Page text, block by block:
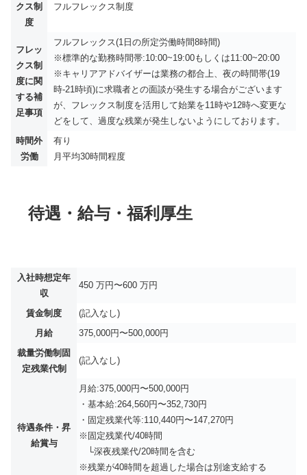
クス制
度
フルフレックス制度
フレッ
クス制
度に関
する補
足事項
フルフレックス(1日の所定労働時間8時間)
※標準的な勤務時間帯:10:00~19:00もしくは11:00~20:00
※キャリアアドバイザーは業務の都合上、夜の時間帯(19
時-21時頃)に求職者との面談が発生する場合がございます
が、フレックス制度を活用して始業を11時や12時へ変更な
どをして、過度な残業が発生しないようにしております。
時間外
労働
有り
月平均30時間程度
待遇・給与・福利厚生
入社時想定年
収
450 万円〜600 万円
賃金制度
(記入なし)
月給
375,000円〜500,000円
裁量労働制固
定残業代制
(記入なし)
待遇条件・昇
給賞与
月給:375,000円〜500,000円
・基本給:264,560円〜352,730円
・固定残業代等:110,440円〜147,270円
※固定残業代/40時間
└深夜残業代/20時間を含む
※残業が40時間を超過した場合は別途支給する